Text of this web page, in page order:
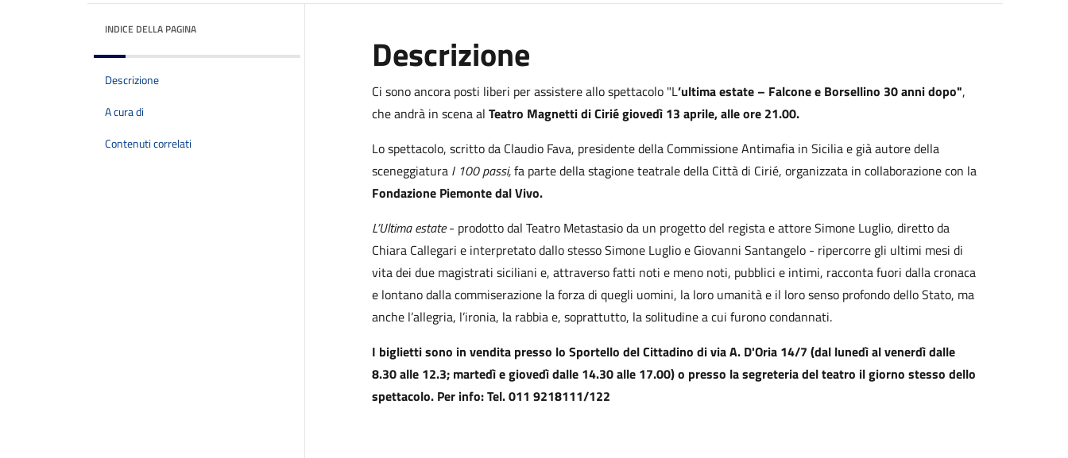
INDICE DELLA PAGINA
Descrizione
A cura di
Contenuti correlati
Descrizione
Ci sono ancora posti liberi per assistere allo spettacolo "L’ultima estate – Falcone e Borsellino 30 anni dopo",
che andrà in scena al Teatro Magnetti di Cirié giovedì 13 aprile, alle ore 21.00.
Lo spettacolo, scritto da Claudio Fava, presidente della Commissione Antimafia in Sicilia e già autore della
sceneggiatura I 100 passi,fa parte della stagione teatrale della Città di Cirié, organizzata in collaborazione con la
Fondazione Piemonte dal Vivo.
L’Ultima estate- prodotto dal Teatro Metastasio da un progetto del regista e attore Simone Luglio, diretto da
Chiara Callegari e interpretato dallo stesso Simone Luglio e Giovanni Santangelo - ripercorre gli ultimi mesi di
vita dei due magistrati siciliani e, attraverso fatti noti e meno noti, pubblici e intimi, racconta fuori dalla cronaca
e lontano dalla commiserazione la forza di quegli uomini, la loro umanità e il loro senso profondo dello Stato, ma
anche l’allegria, l’ironia, la rabbia e, soprattutto, la solitudine a cui furono condannati.
I biglietti sono in vendita presso lo Sportello del Cittadino di via A. D'Oria 14/7 (dal lunedì al venerdì dalle
8.30 alle 12.3; martedì e giovedì dalle 14.30 alle 17.00) o presso la segreteria del teatro il giorno stesso dello
spettacolo. Per info: Tel. 011 9218111/122